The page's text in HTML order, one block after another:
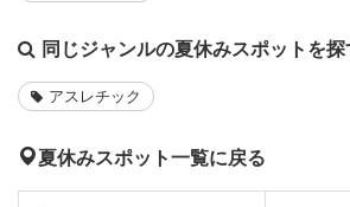
同じジャンルの夏休みスポットを探
アスレチック
夏休みスポット一覧に戻る